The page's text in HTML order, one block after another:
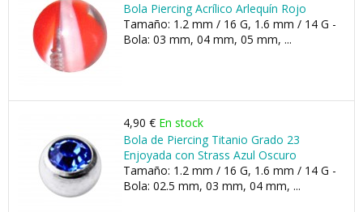
Bola Piercing Acrílico Arlequín Rojo
Tamaño: 1.2 mm / 16 G, 1.6 mm / 14 G -
Bola: 03 mm, 04 mm, 05 mm, ...
4,90 € En stock
Bola de Piercing Titanio Grado 23
Enjoyada con Strass Azul Oscuro
Tamaño: 1.2 mm / 16 G, 1.6 mm / 14 G -
Bola: 02.5 mm, 03 mm, 04 mm, ...